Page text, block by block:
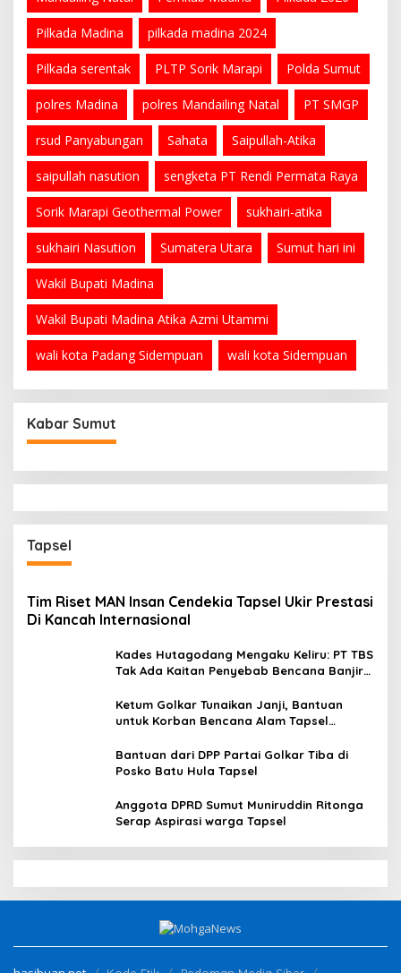
Pilkada Madina pilkada madina 2024
Pilkada serentak PLTP Sorik Marapi Polda Sumut
polres Madina polres Mandailing Natal PT SMGP
rsud Panyabungan Sahata Saipullah-Atika
saipullah nasution sengketa PT Rendi Permata Raya
Sorik Marapi Geothermal Power sukhairi-atika
sukhairi Nasution Sumatera Utara Sumut hari ini
Wakil Bupati Madina
Wakil Bupati Madina Atika Azmi Utammi
wali kota Padang Sidempuan wali kota Sidempuan
Kabar Sumut
Tapsel
Tim Riset MAN Insan Cendekia Tapsel Ukir Prestasi
Di Kancah Internasional
Kades Hutagodang Mengaku Keliru: PT TBS
Tak Ada Kaitan Penyebab Bencana Banjir
Ketum Golkar Tunaikan Janji, Bantuan
untuk Korban Bencana Alam Tapsel
Bantuan dari DPP Partai Golkar Tiba di
Posko Batu Hula Tapsel
Anggota DPRD Sumut Muniruddin Ritonga
Serap Aspirasi warga Tapsel